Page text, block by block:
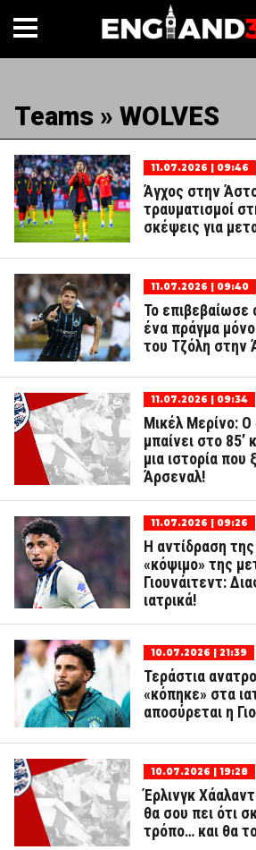
Teams » WOLVES
11.07.2026 | 09:46
Άγχος στην
τραυματισμοί
σκέψεις για
11.07.2026 | 09:40
Το επιβεβαίωσε
ένα πράγμα
του Τζόλη στην
11.07.2026 | 09:34
Μικέλ Μερίνο:
μπαίνει στο 85’
μια ιστορία που
Άρσεναλ!
11.07.2026 | 09:26
Η αντίδραση
«κόψιμο» της
Γιουνάιτεντ:
ιατρικά!
10.07.2026 | 21:39
Τεράστια
«κόπηκε» στα
αποσύρεται η
10.07.2026 | 19:28
Έρλινγκ
θα σου πει ότι
τρόπο… και θα